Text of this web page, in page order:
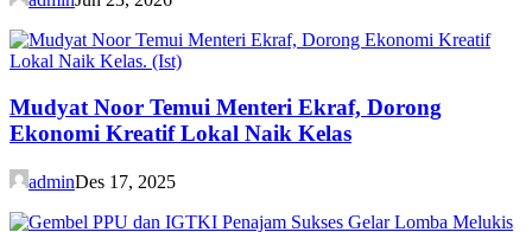
Mudyat Noor Temui Menteri Ekraf, Dorong
Ekonomi Kreatif Lokal Naik Kelas
adminDes 17, 2025